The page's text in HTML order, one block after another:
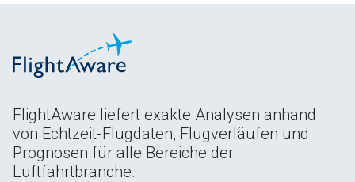
FlightAware liefert exakte Analysen anhand
von Echtzeit-Flugdaten, Flugverläufen und
Prognosen für alle Bereiche der
Luftfahrtbranche.